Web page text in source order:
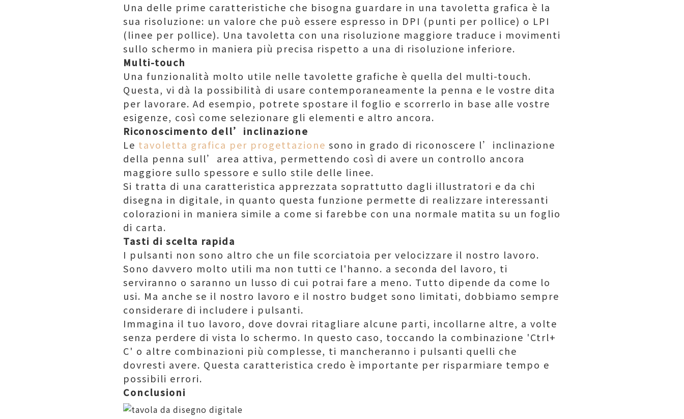
Una delle prime caratteristiche che bisogna guardare in una tavoletta grafica è la
sua risoluzione: un valore che può essere espresso in DPI (punti per pollice) o LPI
(linee per pollice). Una tavoletta con una risoluzione maggiore traduce i movimenti
sullo schermo in maniera più precisa rispetto a una di risoluzione inferiore.
Multi-touch
Una funzionalità molto utile nelle tavolette grafiche è quella del multi-touch.
Questa, vi dà la possibilità di usare contemporaneamente la penna e le vostre dita
per lavorare. Ad esempio, potrete spostare il foglio e scorrerlo in base alle vostre
esigenze, così come selezionare gli elementi e altro ancora.
Riconoscimento dell’inclinazione
Le tavoletta grafica per progettazione sono in grado di riconoscere l’inclinazione
della penna sull’area attiva, permettendo così di avere un controllo ancora
maggiore sullo spessore e sullo stile delle linee.
Si tratta di una caratteristica apprezzata soprattutto dagli illustratori e da chi
disegna in digitale, in quanto questa funzione permette di realizzare interessanti
colorazioni in maniera simile a come si farebbe con una normale matita su un foglio
di carta.
Tasti di scelta rapida
I pulsanti non sono altro che un file scorciatoia per velocizzare il nostro lavoro.
Sono davvero molto utili ma non tutti ce l'hanno. a seconda del lavoro, ti
serviranno o saranno un lusso di cui potrai fare a meno. Tutto dipende da come lo
usi. Ma anche se il nostro lavoro e il nostro budget sono limitati, dobbiamo sempre
considerare di includere i pulsanti.
Immagina il tuo lavoro, dove dovrai ritagliare alcune parti, incollarne altre, a volte
senza perdere di vista lo schermo. In questo caso, toccando la combinazione 'Ctrl+
C' o altre combinazioni più complesse, ti mancheranno i pulsanti quelli che
dovresti avere. Questa caratteristica credo è importante per risparmiare tempo e
possibili errori.
Conclusioni